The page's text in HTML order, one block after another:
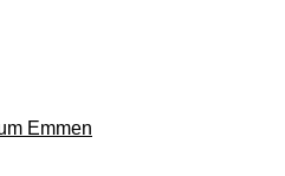
Emmen